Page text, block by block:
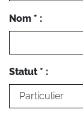
Nom * :
Statut * :